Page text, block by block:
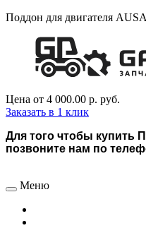
Поддон для двигателя AUSA
Цена от 4 000.00 р. руб.
Заказать в 1 клик
Для того чтобы купить
позвоните нам по
Меню